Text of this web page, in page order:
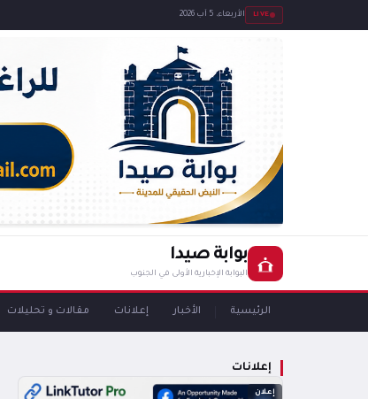
LIVE الأربعاء، 5 آب 2026
بوابة صيدا
البوابة الإخبارية الأولى في الجنوب
الرئيسية الأخبار إعلانات مقالات و تحليلات
إعلانات
إعلان